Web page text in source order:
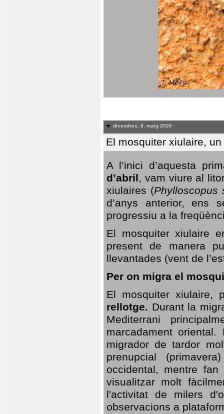
divendres, 8. maig 2026
El mosquiter xiulaire,
A l’inici d’aquesta
d’abril, vam viure al
xiulaires (Phylloscopus
d’anys anterior, ens
progressiu a la
El mosquiter xiulaire
present de manera
llevantades (vent de
Per on migra el
El mosquiter xiulaire,
rellotge. Durant la
Mediterrani
marcadament
migrador de tardor
prenupcial
occidental, mentre
visualitzar molt
l'activitat de milers
observacions a